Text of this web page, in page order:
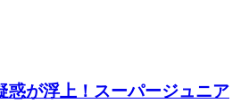
惑が浮上！スーパージュニア